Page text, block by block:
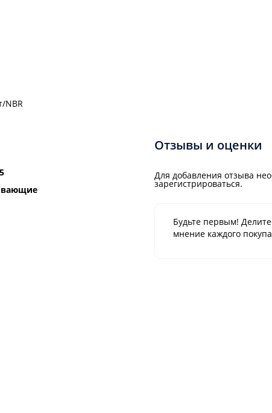
NВR
Отзывы и оценки
Для добавления отзыва
зарегистрироваться.
Будьте первым!
мнение каждого